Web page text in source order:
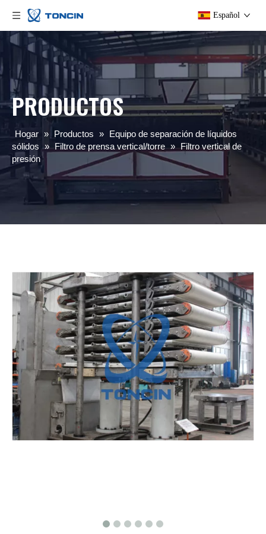
Español
PRODUCTOS
Hogar » Productos » Equipo de separación de líquidos
sólidos » Filtro de prensa vertical/torre » Filtro vertical de
presión